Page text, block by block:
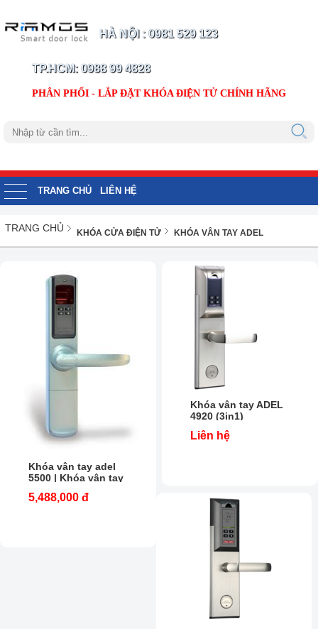
HÀ NỘI : 0981 529 123
TP.HCM: 0988 99 4828
PHÂN PHỐI - LẮP ĐẶT KHÓA ĐIỆN TỬ CHÍNH HÃNG
TRANG CHỦ LIÊN HỆ
TRANG CHỦ KHÓA CỬA ĐIỆN TỬ KHÓA VÂN TAY ADEL
Khóa vân tay adel
5500 | Khóa vân tay
tại Hà Nội
5,488,000 đ
Khóa vân tay ADEL
4920 (3in1)
Liên hệ